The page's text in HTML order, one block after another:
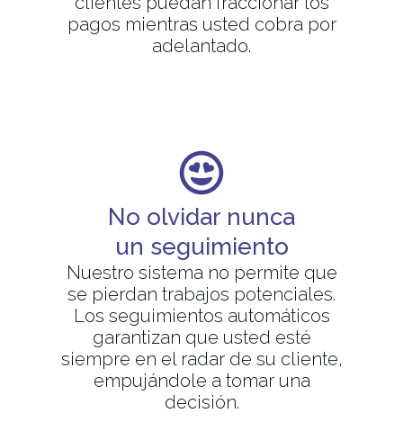
pagos mientras usted cobra por
adelantado.
No olvidar nunca
un seguimiento
Nuestro sistema no permite que
se pierdan trabajos potenciales.
Los seguimientos automáticos
garantizan que usted esté
siempre en el radar de su cliente,
empujándole a tomar una
decisión.